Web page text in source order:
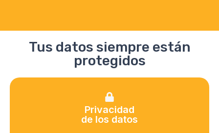
Tus datos siempre están
protegidos
Privacidad
de los datos